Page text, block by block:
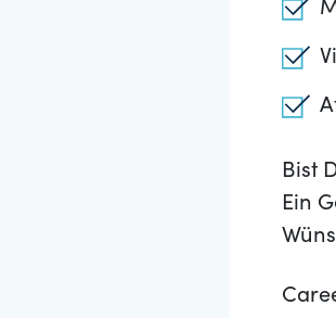
Bist
Ein